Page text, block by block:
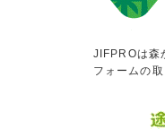
JIFPROは森
フォームの